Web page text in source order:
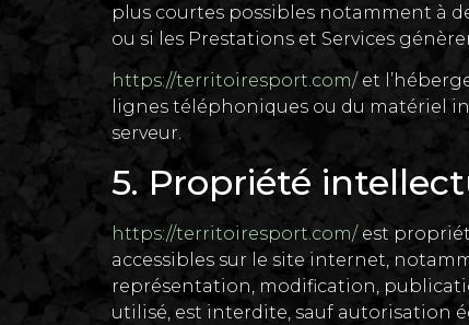
plus courtes possibles notamment à
ou si les Prestations et Services
https://territoiresport.com/et
lignes téléphoniques ou du matériel
serveur.
5. Propriété
https://territoiresport.com/ est
accessibles sur le site internet,
représentation, modification,
utilisé, est interdite, sauf autorisation